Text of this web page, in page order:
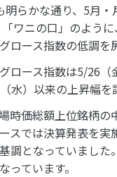
明らかな通り、5月
ワニの口」のよう
ロース指数の低調を
ロース指数は5/26
水）以来の上昇幅
時価総額上位銘柄
スでは決算発表を
基調となっていまし
っています。